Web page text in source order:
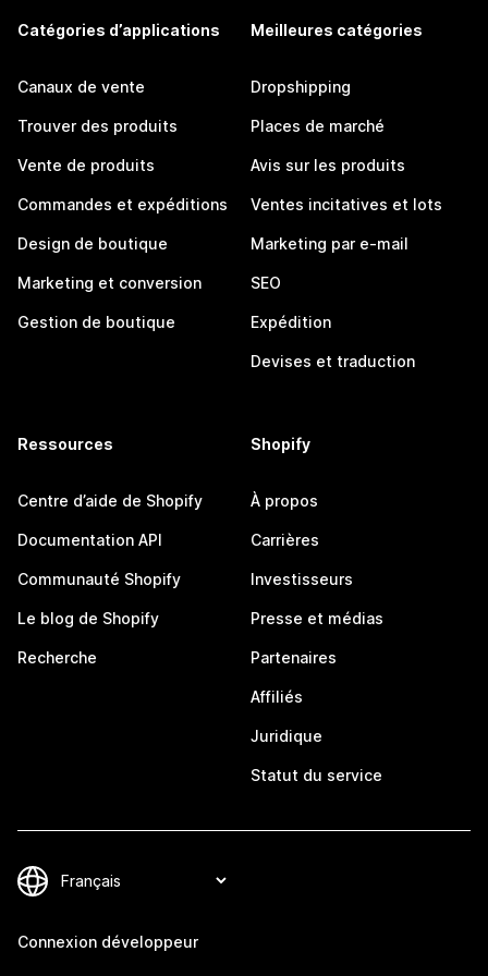
Catégories d’applications
Canaux de vente
Trouver des produits
Vente de produits
Commandes et expéditions
Design de boutique
Marketing et conversion
Gestion de boutique
Meilleures catégories
Dropshipping
Places de marché
Avis sur les produits
Ventes incitatives et lots
Marketing par e-mail
SEO
Expédition
Devises et traduction
Ressources
Centre d’aide de Shopify
Documentation API
Communauté Shopify
Le blog de Shopify
Recherche
Shopify
À propos
Carrières
Investisseurs
Presse et médias
Partenaires
Affiliés
Juridique
Statut du service
Connexion développeur